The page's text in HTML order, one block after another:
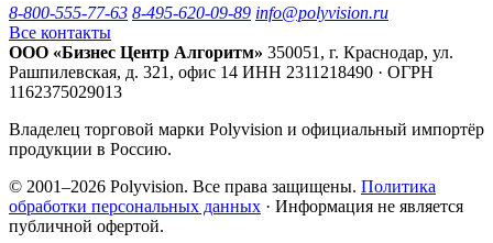
8-800-555-77-63 8-495-620-09-89 info@polyvision.ru
Все контакты
ООО «Бизнес Центр Алгоритм» 350051, г. Краснодар, ул.
Рашпилевская, д. 321, офис 14 ИНН 2311218490 · ОГРН
1162375029013
Владелец торговой марки Polyvision и официальный импортёр
продукции в Россию.
© 2001–2026 Polyvision. Все права защищены. Политика
обработки персональных данных · Информация не является
публичной офертой.